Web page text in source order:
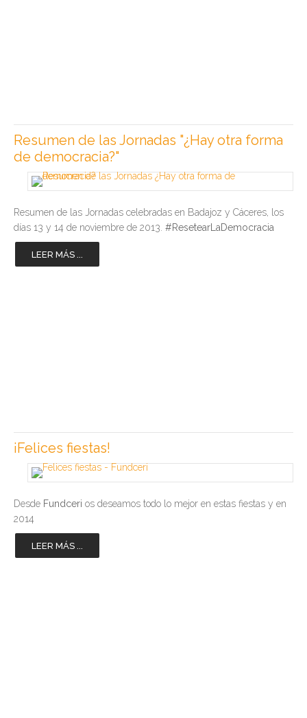
Resumen de las Jornadas "¿Hay otra forma
de democracia?"
Resumen de las Jornadas celebradas en Badajoz y Cáceres, los
días 13 y 14 de noviembre de 2013. #ResetearLaDemocracia
LEER MÁS ...
¡Felices fiestas!
Desde Fundceri os deseamos todo lo mejor en estas fiestas y en
2014
LEER MÁS ...